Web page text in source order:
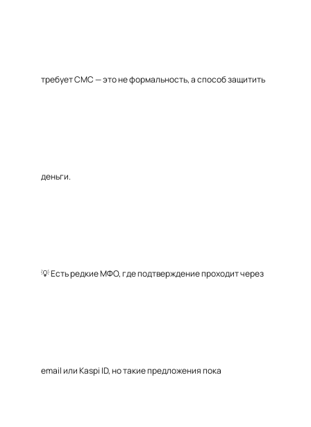
требует СМС — это не формальность, а способ защитить
деньги.
💡 Есть редкие МФО, где подтверждение проходит через
email или Kaspi ID, но такие предложения пока